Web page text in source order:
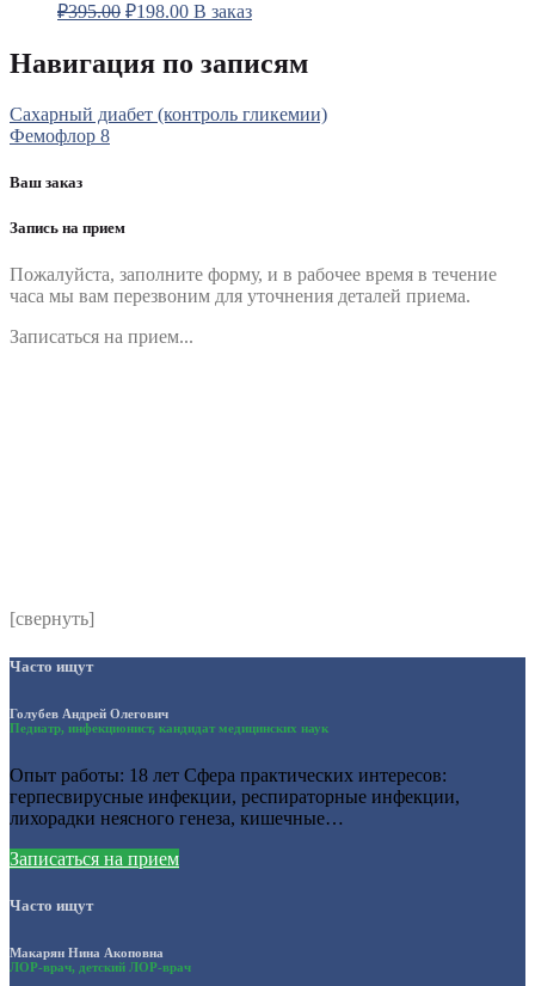
₽395.00 ₽198.00 В заказ
Навигация по записям
Сахарный диабет (контроль гликемии)
Фемофлор 8
Ваш заказ
Запись на прием
Пожалуйста, заполните форму, и в рабочее время в течение
часа мы вам перезвоним для уточнения деталей приема.
Записаться на прием...
[свернуть]
Часто ищут
Голубев Андрей Олегович
Педиатр, инфекционист, кандидат медицинских наук
Опыт работы: 18 лет Сфера практических интересов:
герпесвирусные инфекции, респираторные инфекции,
лихорадки неясного генеза, кишечные…
Записаться на прием
Часто ищут
Макарян Нина Акоповна
ЛОР-врач, детский ЛОР-врач